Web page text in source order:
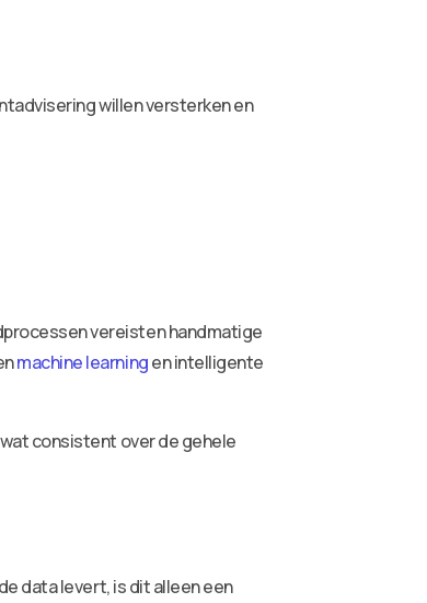
willen versterken en
vereisten handmatige
machine learningen intelligente
consistent over de gehele
data levert, is dit alleen een